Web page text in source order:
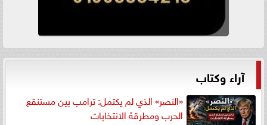
آراء وكتاب
«النصر» الذي لم يكتمل: ترامب بين مستنقع
الحرب ومطرقة الانتخابات